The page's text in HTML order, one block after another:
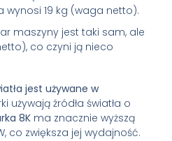
wynosi 19 kg (waga netto).
maszyny jest taki sam, ale
co czyni ją nieco
jest używane w
używają źródła światła o
8K ma znacznie wyższą
co zwiększa jej wydajność.